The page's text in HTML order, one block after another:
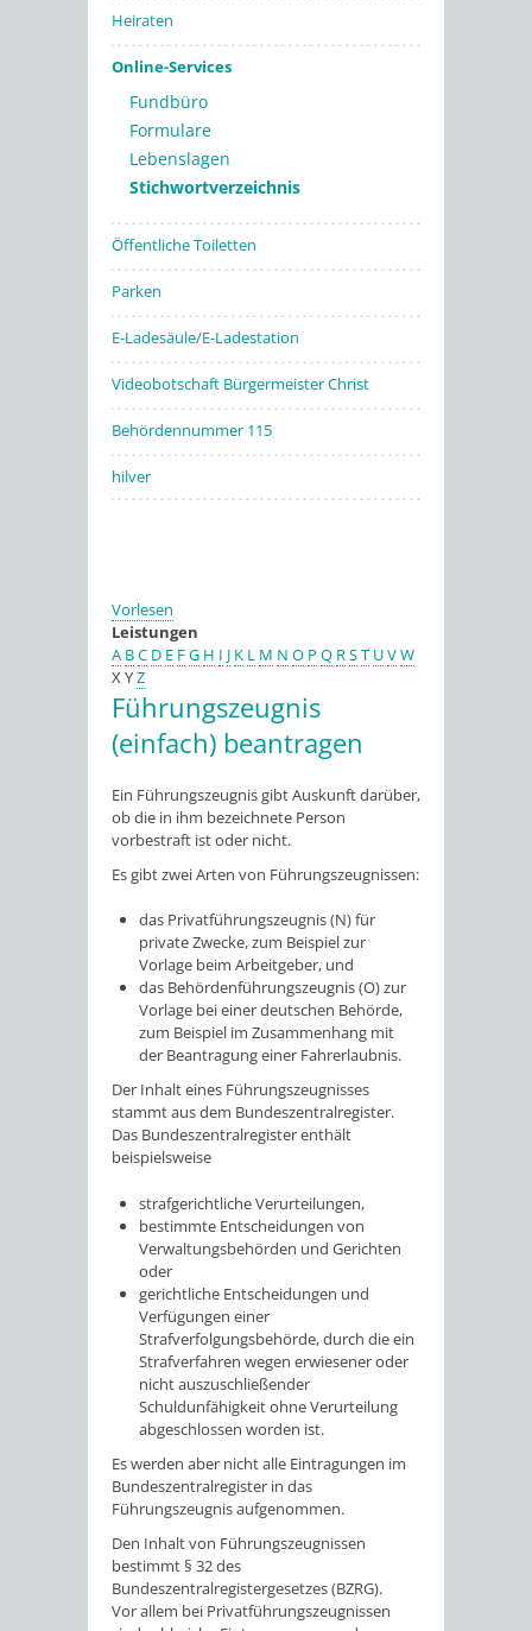
Heiraten
Online-Services
Fundbüro
Formulare
Lebenslagen
Stichwortverzeichnis
Öffentliche Toiletten
Parken
E-Ladesäule/E-Ladestation
Videobotschaft Bürgermeister Christ
Behördennummer 115
hilver
Vorlesen
Leistungen
A BC D E FG H I J K L M N O P Q RST UVW
XYZ
Führungszeugnis
(einfach) beantragen
Ein Führungszeugnis gibt Auskunft darüber,
ob die in ihm bezeichnete Person
vorbestraft ist oder nicht.
Es gibt zwei Arten von Führungszeugnissen:
das Privatführungszeugnis (N) für
private Zwecke, zum Beispiel zur
Vorlage beim Arbeitgeber, und
das Behördenführungszeugnis (O) zur
Vorlage bei einer deutschen Behörde,
zum Beispiel im Zusammenhang mit
der Beantragung einer Fahrerlaubnis.
Der Inhalt eines Führungszeugnisses
stammt aus dem Bundeszentralregister.
Das Bundeszentralregister enthält
beispielsweise
strafgerichtliche Verurteilungen,
bestimmte Entscheidungen von
Verwaltungsbehörden und Gerichten
oder
gerichtliche Entscheidungen und
Verfügungen einer
Strafverfolgungsbehörde, durch die ein
Strafverfahren wegen erwiesener oder
nicht auszuschließender
Schuldunfähigkeit ohne Verurteilung
abgeschlossen worden ist.
Es werden aber nicht alle Eintragungen im
Bundeszentralregister in das
Führungszeugnis aufgenommen.
Den Inhalt von Führungszeugnissen
bestimmt § 32 des
Bundeszentralregistergesetzes (BZRG).
Vor allem bei Privatführungszeugnissen